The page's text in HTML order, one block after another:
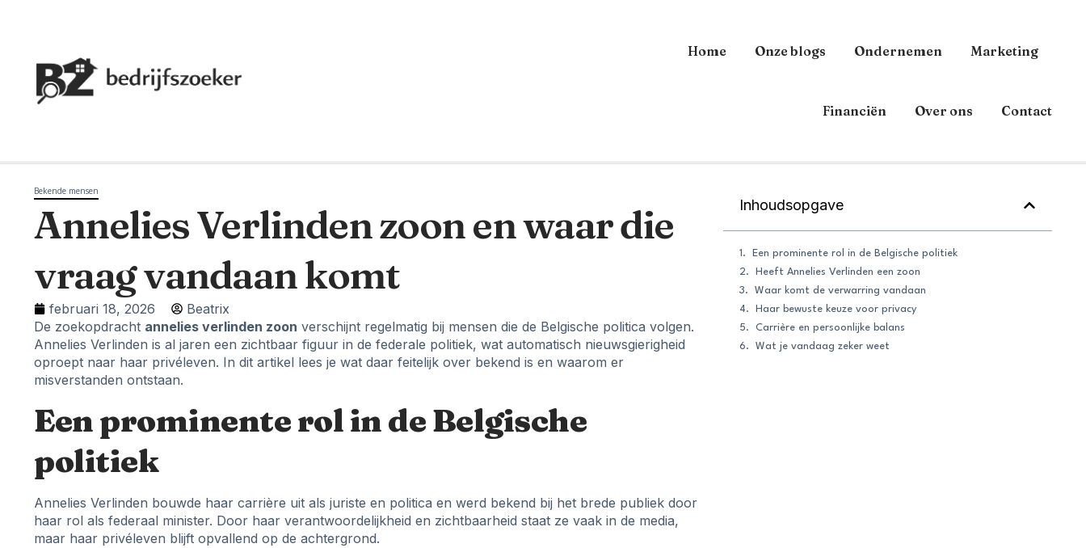
Home Onze blogs Ondernemen Marketing
Financiën Over ons Contact
Bekende mensen
Annelies Verlinden zoon en waar die
vraag vandaan komt
februari 18, 2026
Beatrix
De zoekopdracht annelies verlinden zoon verschijnt regelmatig bij mensen die de Belgische politica volgen.
Annelies Verlinden is al jaren een zichtbaar figuur in de federale politiek, wat automatisch nieuwsgierigheid
oproept naar haar privéleven. In dit artikel lees je wat daar feitelijk over bekend is en waarom er
misverstanden ontstaan.
Een prominente rol in de Belgische
politiek
Annelies Verlinden bouwde haar carrière uit als juriste en politica en werd bekend bij het brede publiek door
haar rol als federaal minister. Door haar verantwoordelijkheid en zichtbaarheid staat ze vaak in de media,
maar haar privéleven blijft opvallend op de achtergrond.
Inhoudsopgave
Een prominente rol in de Belgische politiek
Heeft Annelies Verlinden een zoon
Waar komt de verwarring vandaan
Haar bewuste keuze voor privacy
Carrière en persoonlijke balans
Wat je vandaag zeker weet